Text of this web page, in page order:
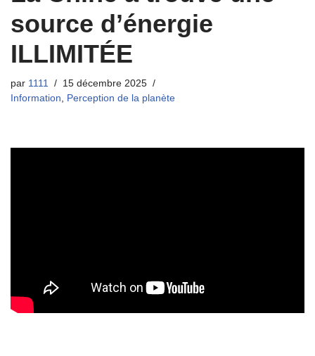
source d’énergie
ILLIMITÉE
par 1111
15 décembre 2025
Information, Perception de la planète